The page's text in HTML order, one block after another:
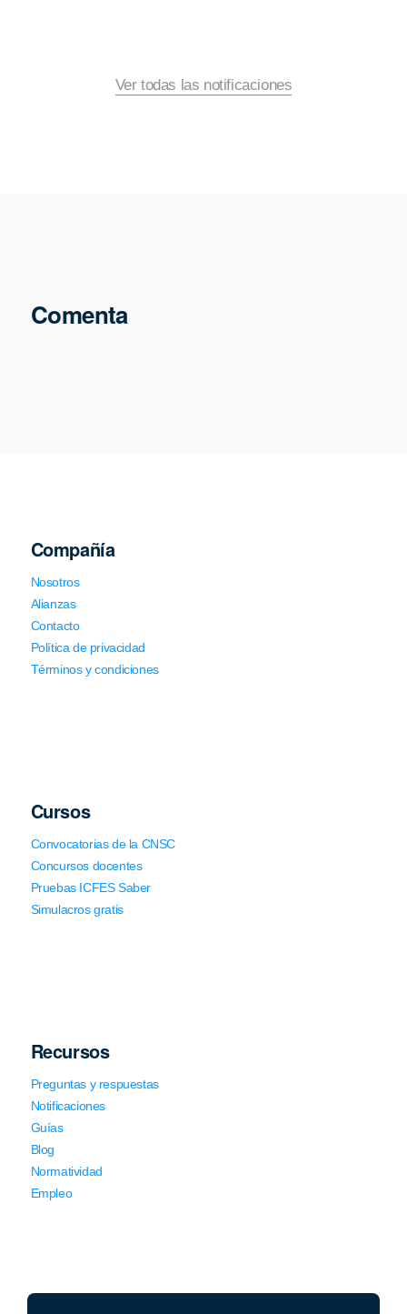
Ver todas las notificaciones
Comenta
Compañía
Nosotros
Alianzas
Contacto
Política de privacidad
Términos y condiciones
Cursos
Convocatorias de la CNSC
Concursos docentes
Pruebas ICFES Saber
Simulacros gratis
Recursos
Preguntas y respuestas
Notificaciones
Guías
Blog
Normatividad
Empleo